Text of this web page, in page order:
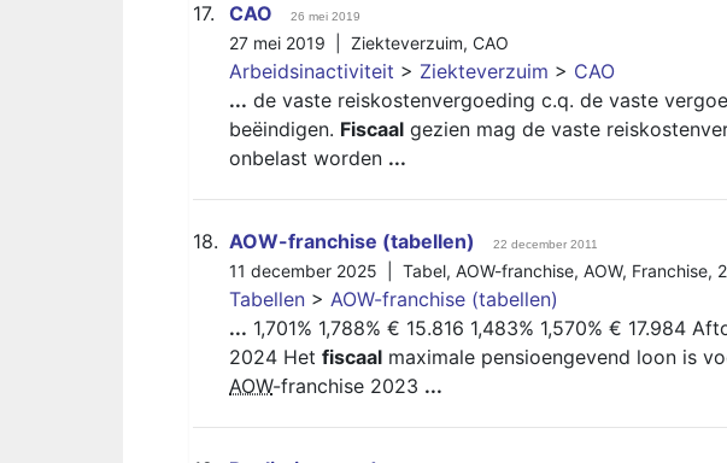
17. CAO 26 mei 2019
27 mei 2019 | Ziekteverzuim, CAO
Arbeidsinactiviteit > Ziekteverzuim > CAO
... de vaste reiskostenvergoeding c.q. de vaste
beëindigen. Fiscaal gezien mag de vaste
onbelast worden ...
18. AOW-franchise (tabellen) 22 december 2011
11 december 2025 | Tabel, AOW-franchise, AOW, Franchise,
Tabellen > AOW-franchise (tabellen)
... 1,701% 1,788% € 15.816 1,483% 1,570% € 17.984
2024 Het fiscaal maximale pensioengevend loon is
AOW-franchise 2023 ...